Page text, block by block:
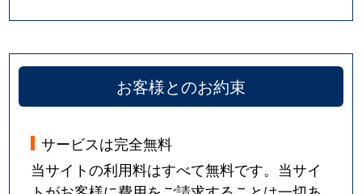
お客様とのお約束
サービスは完全無料
当サイトの利用料はすべて無料です。当サイ